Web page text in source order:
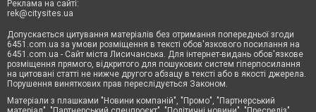
Реклама на сайті:
rek@citysites.ua
Допускається цитування матеріалів без отримання попередньої згоди
6451.com.ua за умови розміщення в тексті обов'язкового посилання на
6451.com.ua - Сайт міста Лисичанська. Для інтернет-видань обов'язкове
розміщення прямого, відкритого для пошукових систем гіперпосилання
на цитовані статті не нижче другого абзацу в тексті або в якості джерела.
Порушення виняткових прав переслідується Законом.
Матеріали з плашками "Новини компаній", "Промо", "Партнерський